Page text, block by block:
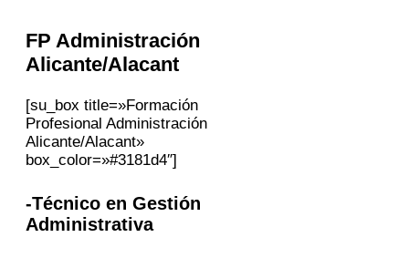
FP Administración
Alicante/Alacant
[su_box title=»Formación
Profesional Administración
Alicante/Alacant»
box_color=»#3181d4″]
-Técnico en Gestión
Administrativa